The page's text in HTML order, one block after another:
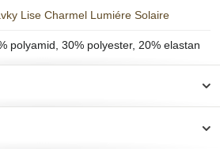
Lise Charmel Lumiére Solaire
polyamid, 30% polyester, 20% elastan